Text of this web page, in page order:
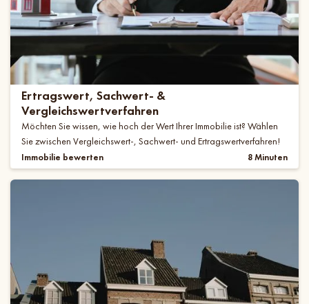
Ertragswert, Sachwert- &
Vergleichswertverfahren
Möchten Sie wissen, wie hoch der Wert Ihrer Immobilie ist? Wählen
Sie zwischen Vergleichswert-, Sachwert- und Ertragswertverfahren!
Immobilie bewerten 8 Minuten